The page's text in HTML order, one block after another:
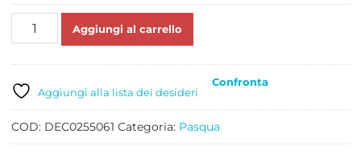
TAGLIAPASTA
CONIGLIO
PZ
2
quantità
Aggiungi al carrello
Aggiungi alla lista dei desideri
Confronta
COD: DEC0255061 Categoria: Pasqua